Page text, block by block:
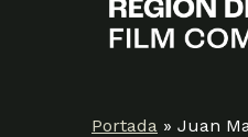
Portada » Juan